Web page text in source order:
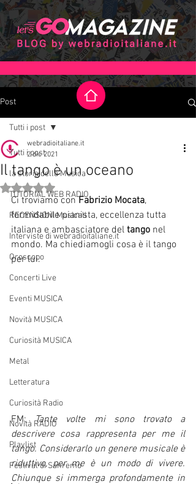
Post
Tutti i post
la storia della Musica
TUTORIAL WEB RADIO
RECENSIONI Musicali
Interviste di webradioitaliane.it
Oroscopo
Concerti Live
Eventi MUSICA
Novità MUSICA
Curiosità MUSICA
Metal
Letteratura
Curiosità Radio
Novità RADIO
Playlist
Festival di Sanremo
Tutti i post
Il tango è un oceano
webradioitaliane.it
2 dic 2021
Valutazione NaN stelle su 5.
Ci troviamo con Fabrizio Mocata,
formidabile pianista, eccellenza tutta
italiana e ambasciatore del tango nel
mondo. Ma chiediamogli cosa è il tango
per lui.
FM: Tante volte mi sono trovato a
descrivere cosa rappresenta per me il
tango. Considerarlo un genere musicale è
riduttivo, per me è un modo di vivere.
Chiunque si immerga profondamente in